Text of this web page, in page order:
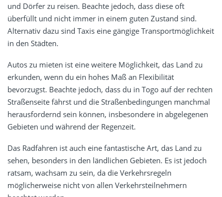
und Dörfer zu reisen. Beachte jedoch, dass diese oft
überfüllt und nicht immer in einem guten Zustand sind.
Alternativ dazu sind Taxis eine gängige Transportmöglichkeit
in den Städten.
Autos zu mieten ist eine weitere Möglichkeit, das Land zu
erkunden, wenn du ein hohes Maß an Flexibilität
bevorzugst. Beachte jedoch, dass du in Togo auf der rechten
Straßenseite fährst und die Straßenbedingungen manchmal
herausfordernd sein können, insbesondere in abgelegenen
Gebieten und während der Regenzeit.
Das Radfahren ist auch eine fantastische Art, das Land zu
sehen, besonders in den ländlichen Gebieten. Es ist jedoch
ratsam, wachsam zu sein, da die Verkehrsregeln
möglicherweise nicht von allen Verkehrsteilnehmern